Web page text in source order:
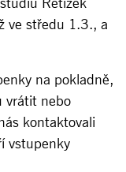
ve středu 1.3., a
na pokladně,
vrátit nebo
kontaktovali
vstupenky